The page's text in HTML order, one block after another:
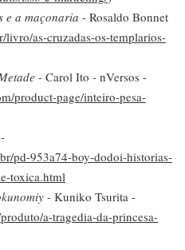
e a maçonaria - Rosaldo Bonnet
livro/as-cruzadas-os-templarios-
- Carol Ito - nVersos -
product-page/inteiro-pesa-
pd-953a74-boy-dodoi-historias-
toxica.html
- Kuniko Tsurita -
a-tragedia-da-princesa-